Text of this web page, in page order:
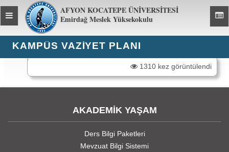
AFYON KOCATEPE ÜNİVERSİTESİ
Emirdağ Meslek Yüksekokulu
Toggle
global
navigation
KAMPÜS VAZIYET PLANI
.
1310 kez görüntülendi
AKADEMİK YAŞAM
Ders Bilgi Paketleri
Mevzuat Bilgi Sistemi